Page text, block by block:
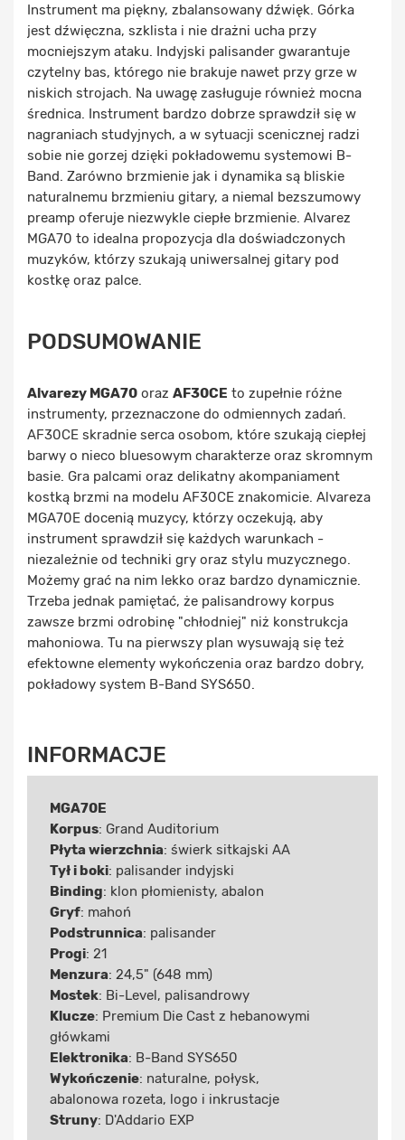
Instrument ma piękny, zbalansowany dźwięk. Górka
jest dźwięczna, szklista i nie drażni ucha przy
mocniejszym ataku. Indyjski palisander gwarantuje
czytelny bas, którego nie brakuje nawet przy grze w
niskich strojach. Na uwagę zasługuje również mocna
średnica. Instrument bardzo dobrze sprawdził się w
nagraniach studyjnych, a w sytuacji scenicznej radzi
sobie nie gorzej dzięki pokładowemu systemowi B-
Band. Zarówno brzmienie jak i dynamika są bliskie
naturalnemu brzmieniu gitary, a niemal bezszumowy
preamp oferuje niezwykle ciepłe brzmienie. Alvarez
MGA70 to idealna propozycja dla doświadczonych
muzyków, którzy szukają uniwersalnej gitary pod
kostkę oraz palce.
PODSUMOWANIE
Alvarezy MGA70 oraz AF30CE to zupełnie różne
instrumenty, przeznaczone do odmiennych zadań.
AF30CE skradnie serca osobom, które szukają ciepłej
barwy o nieco bluesowym charakterze oraz skromnym
basie. Gra palcami oraz delikatny akompaniament
kostką brzmi na modelu AF30CE znakomicie. Alvareza
MGA70E docenią muzycy, którzy oczekują, aby
instrument sprawdził się każdych warunkach -
niezależnie od techniki gry oraz stylu muzycznego.
Możemy grać na nim lekko oraz bardzo dynamicznie.
Trzeba jednak pamiętać, że palisandrowy korpus
zawsze brzmi odrobinę "chłodniej" niż konstrukcja
mahoniowa. Tu na pierwszy plan wysuwają się też
efektowne elementy wykończenia oraz bardzo dobry,
pokładowy system B-Band SYS650.
INFORMACJE
MGA70E
Korpus: Grand Auditorium
Płyta wierzchnia: świerk sitkajski AA
Tył i boki: palisander indyjski
Binding: klon płomienisty, abalon
Gryf: mahoń
Podstrunnica: palisander
Progi: 21
Menzura: 24,5" (648 mm)
Mostek: Bi-Level, palisandrowy
Klucze: Premium Die Cast z hebanowymi
główkami
Elektronika: B-Band SYS650
Wykończenie: naturalne, połysk,
abalonowa rozeta, logo i inkrustacje
Struny: D'Addario EXP